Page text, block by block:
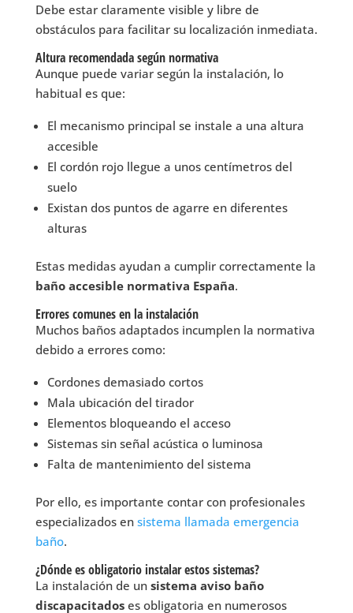
Debe estar claramente visible y libre de
obstáculos para facilitar su localización inmediata.
Altura recomendada según normativa
Aunque puede variar según la instalación, lo
habitual es que:
El mecanismo principal se instale a una altura
accesible
El cordón rojo llegue a unos centímetros del
suelo
Existan dos puntos de agarre en diferentes
alturas
Estas medidas ayudan a cumplir correctamente la
baño accesible normativa España.
Errores comunes en la instalación
Muchos baños adaptados incumplen la normativa
debido a errores como:
Cordones demasiado cortos
Mala ubicación del tirador
Elementos bloqueando el acceso
Sistemas sin señal acústica o luminosa
Falta de mantenimiento del sistema
Por ello, es importante contar con profesionales
especializados en sistema llamada emergencia
baño.
¿Dónde es obligatorio instalar estos sistemas?
La instalación de un sistema aviso baño
discapacitadoses obligatoria en numerosos